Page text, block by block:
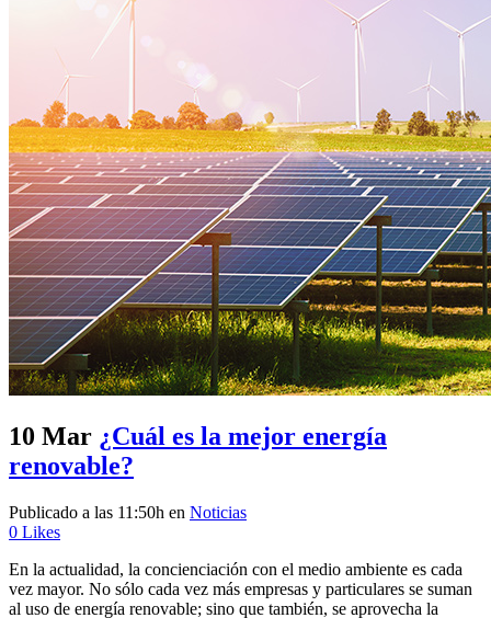
10 Mar ¿Cuál es la mejor energía
renovable?
Publicado a las 11:50h en Noticias
0 Likes
En la actualidad, la concienciación con el medio ambiente es cada
vez mayor. No sólo cada vez más empresas y particulares se suman
al uso de energía renovable; sino que también, se aprovecha la